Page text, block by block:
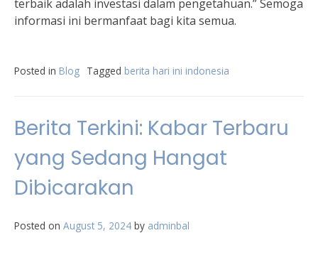
terbaik adalah investasi dalam pengetahuan.” Semoga
informasi ini bermanfaat bagi kita semua.
Posted in Blog Tagged berita hari ini indonesia
Berita Terkini: Kabar Terbaru
yang Sedang Hangat
Dibicarakan
Posted on August 5, 2024 by adminbal